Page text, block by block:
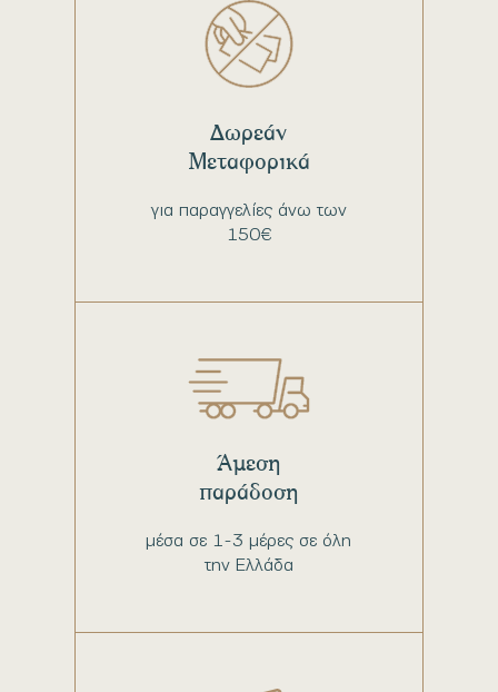
για παραγγελίες άνω των
150€
Δωρεάν
Μεταφορικά
μέσα σε 1-3 μέρες σε όλη
την Ελλάδα
Άμεση
παράδοση